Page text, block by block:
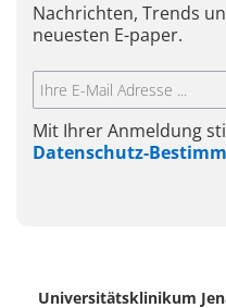
Nachrichten, Trends
neuesten E-paper.
Mit Ihrer Anmeldung
Datenschutz-
Universitätsklinikum